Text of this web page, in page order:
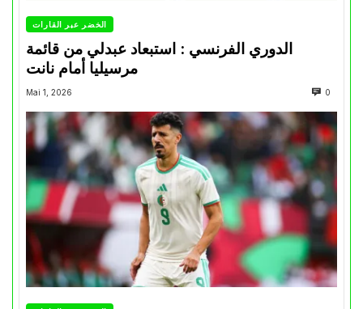
الخضر عبر القارات
الدوري الفرنسي : استبعاد عبدلي من قائمة
مرسيليا أمام نانت
Mai 1, 2026 0